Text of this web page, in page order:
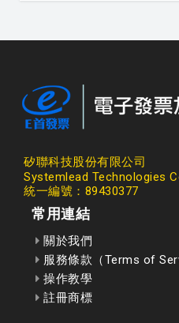
矽聯科技股份有限公司
Systemlead Technologies
統一編號：89430377
常用連結
關於我們
服務條款（Terms of
操作教學
註冊商標